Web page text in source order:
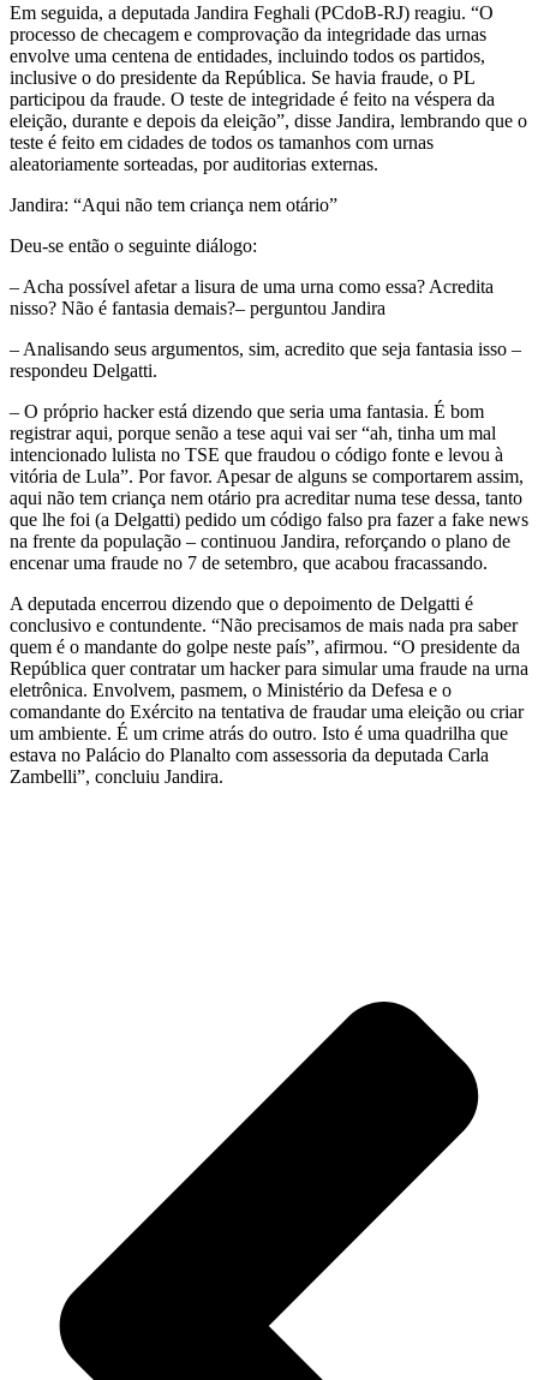
Em seguida, a deputada Jandira Feghali (PCdoB-RJ) reagiu. “O
processo de checagem e comprovação da integridade das urnas
envolve uma centena de entidades, incluindo todos os partidos,
inclusive o do presidente da República. Se havia fraude, o PL
participou da fraude. O teste de integridade é feito na véspera da
eleição, durante e depois da eleição”, disse Jandira, lembrando que o
teste é feito em cidades de todos os tamanhos com urnas
aleatoriamente sorteadas, por auditorias externas.
Jandira: “Aqui não tem criança nem otário”
Deu-se então o seguinte diálogo:
– Acha possível afetar a lisura de uma urna como essa? Acredita
nisso? Não é fantasia demais?– perguntou Jandira
– Analisando seus argumentos, sim, acredito que seja fantasia isso –
respondeu Delgatti.
– O próprio hacker está dizendo que seria uma fantasia. É bom
registrar aqui, porque senão a tese aqui vai ser “ah, tinha um mal
intencionado lulista no TSE que fraudou o código fonte e levou à
vitória de Lula”. Por favor. Apesar de alguns se comportarem assim,
aqui não tem criança nem otário pra acreditar numa tese dessa, tanto
que lhe foi (a Delgatti) pedido um código falso pra fazer a fake news
na frente da população – continuou Jandira, reforçando o plano de
encenar uma fraude no 7 de setembro, que acabou fracassando.
A deputada encerrou dizendo que o depoimento de Delgatti é
conclusivo e contundente. “Não precisamos de mais nada pra saber
quem é o mandante do golpe neste país”, afirmou. “O presidente da
República quer contratar um hacker para simular uma fraude na urna
eletrônica. Envolvem, pasmem, o Ministério da Defesa e o
comandante do Exército na tentativa de fraudar uma eleição ou criar
um ambiente. É um crime atrás do outro. Isto é uma quadrilha que
estava no Palácio do Planalto com assessoria da deputada Carla
Zambelli”, concluiu Jandira.